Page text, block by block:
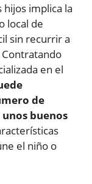
implica la
local de
sin recurrir a
Contratando
en el
de
buenos
el niño o